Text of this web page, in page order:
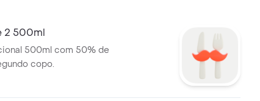
2 500ml
com 50% de
copo.